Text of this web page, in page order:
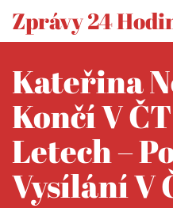
Zprávy 24
Kateřina
Končí V
Letech –
Vysílání V